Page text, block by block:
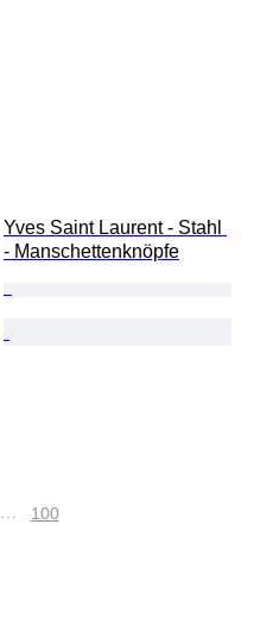
Yves Saint Laurent - Stahl
- Manschettenknöpfe
… 100